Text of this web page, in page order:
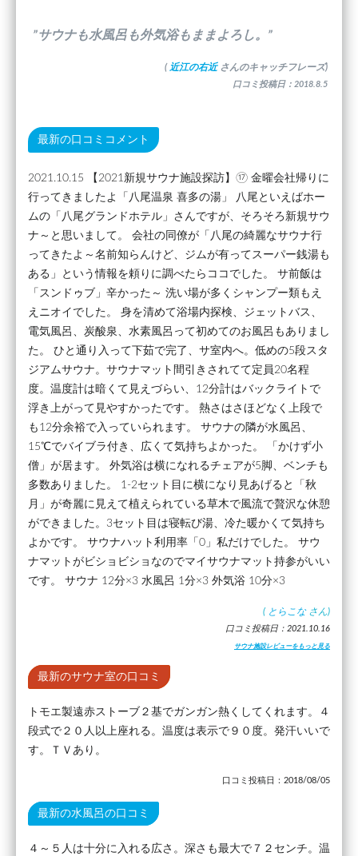
”サウナも水風呂も外気浴もままよろし。”
( 近江の右近 さんのキャッチフレーズ)
口コミ投稿日：2018.8.5
最新の口コミコメント
2021.10.15 【2021新規サウナ施設探訪】⑰ 金曜会社帰りに
行ってきましたよ「八尾温泉 喜多の湯」 八尾といえばホー
ムの「八尾グランドホテル」さんですが、そろそろ新規サウ
ナ～と思いまして。 会社の同僚が「八尾の綺麗なサウナ行
ってきたよ～名前知らんけど、ジムが有ってスーパー銭湯も
ある」という情報を頼りに調べたらココでした。 サ前飯は
「スンドゥブ」辛かった～ 洗い場が多くシャンプー類もえ
えニオイでした。 身を清めて浴場内探検、ジェットバス、
電気風呂、炭酸泉、水素風呂って初めてのお風呂もありまし
た。 ひと通り入って下茹で完了、サ室内へ。低めの5段スタ
ジアムサウナ。サウナマット間引きされてて定員20名程
度。温度計は暗くて見えづらい、12分計はバックライトで
浮き上がって見やすかったです。 熱さはさほどなく上段で
も12分余裕で入っていられます。 サウナの隣が水風呂、
15℃でバイブラ付き、広くて気持ちよかった。 「かけず小
僧」が居ます。 外気浴は横になれるチェアが5脚、ベンチも
多数ありました。 1-2セット目に横になり見あげると「秋
月」が奇麗に見えて植えられている草木で風流で贅沢な休憩
ができました。3セット目は寝転び湯、冷た暖かくて気持ち
よかです。 サウナハット利用率「0」私だけでした。 サウ
ナマットがビショビショなのでマイサウナマット持参がいい
です。 サウナ 12分×3 水風呂 1分×3 外気浴 10分×3
( とらこな さん)
口コミ投稿日：2021.10.16
サウナ施設レビューをもっと見る
最新のサウナ室の口コミ
トモエ製遠赤ストーブ２基でガンガン熱くしてくれます。４
段式で２０人以上座れる。温度は表示で９０度。発汗いいで
す。ＴＶあり。
口コミ投稿日：2018/08/05
最新の水風呂の口コミ
４～５人は十分に入れる広さ。深さも最大で７２センチ。温